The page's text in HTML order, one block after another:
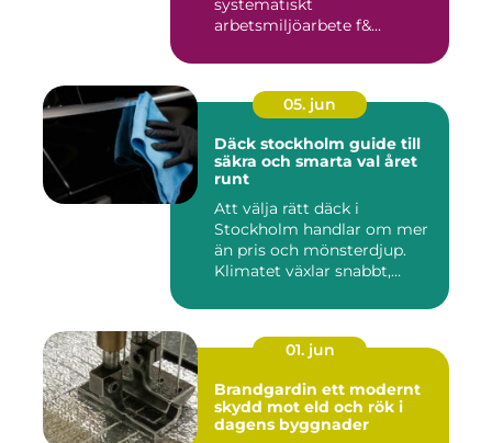
systematiskt
arbetsmiljöarbete f&...
05. jun
Däck stockholm guide till
säkra och smarta val året
runt
Att välja rätt däck i
Stockholm handlar om mer
än pris och mönsterdjup.
Klimatet växlar snabbt,
01. jun
Brandgardin ett modernt
skydd mot eld och rök i
dagens byggnader